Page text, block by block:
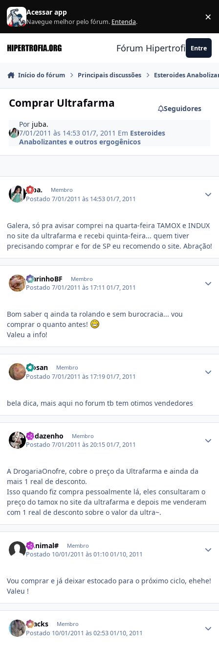
Ir para conteúdo
Acessar app
Navegue melhor pelo fórum. Entenda. ×
Fórum Hipertrofia.org
Entre
Início do fórum Principais discussões Esteroides
Comprar Ultrafarma
Seguidores
Por juba.
7/01/2011 às 14:5301/7, 2011 Em Esteroides
Anabolizantes e outros ergogênicos
juba. Membro
Postado7/01/2011 às 14:5301/7, 2011
Galera, só pra avisar comprei na quarta-feira TAMOX e INDUX
no site da ultrafarma e recebi quinta-feira... quem tiver
precisando comprar e for de SP eu recomendo o site. Abração!
MarinhoBF Membro
Postado7/01/2011 às 17:1101/7, 2011
Bom saber q ainda ta rolando e sem burocracia... vou
comprar o quanto antes!
Valeu a info!
rrosan Membro
Postado7/01/2011 às 17:1901/7, 2011
bela dica, mais aqui no forum tb tem otimos vendedores
Budazenho Membro
Postado7/01/2011 às 20:1501/7, 2011
A DrogariaOnofre, cobre o preço da Ultrafarma e ainda da
mais 1 real de desconto.
Isso quando fiz compra pessoalmente lá, eles consultaram o
preço do tamox no site da ultrafarma e depois me venderam
com 1 real de desconto sobre o valor da ultra~.
#Animal# Membro
Postado 10/01/2011 às 01:1001/10, 2011
Vou comprar e já deixar estocado para o próximo ciclo, ehehe!
Valeu !
Kracks Membro
Postado 10/01/2011 às 02:5301/10, 2011